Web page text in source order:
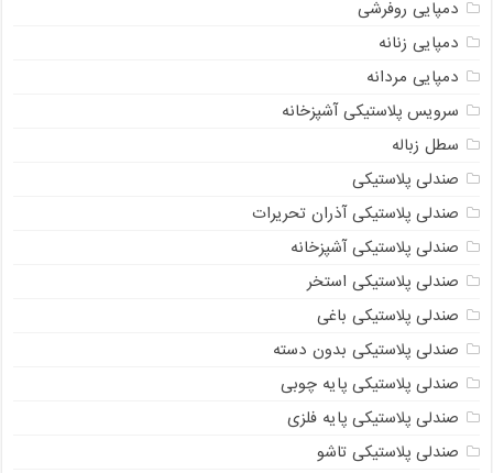
دمپایی روفرشی
دمپایی زنانه
دمپایی مردانه
سرویس پلاستیکی آشپزخانه
سطل زباله
صندلی پلاستیکی
صندلی پلاستیکی آذران تحریرات
صندلی پلاستیکی آشپزخانه
صندلی پلاستیکی استخر
صندلی پلاستیکی باغی
صندلی پلاستیکی بدون دسته
صندلی پلاستیکی پایه چوبی
صندلی پلاستیکی پایه فلزی
صندلی پلاستیکی تاشو